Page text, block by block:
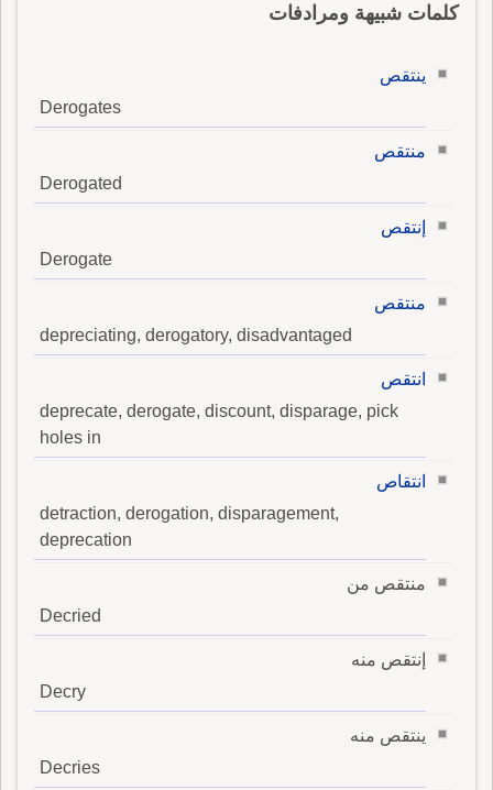
كلمات شبيهة ومرادفات
ينتقص
Derogates
منتقص
Derogated
إنتقص
Derogate
منتقص
depreciating, derogatory, disadvantaged
انتقص
deprecate, derogate, discount, disparage, pick
holes in
انتقاص
detraction, derogation, disparagement,
deprecation
منتقص من
Decried
إنتقص منه
Decry
ينتقص منه
Decries